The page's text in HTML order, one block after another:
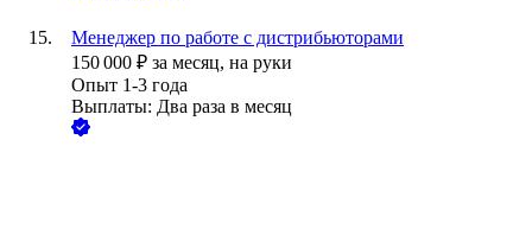
Менеджер по работе с дистрибьюторами
150 000 ₽ за месяц, на руки
Опыт 1-3 года
Выплаты: Два раза в месяц